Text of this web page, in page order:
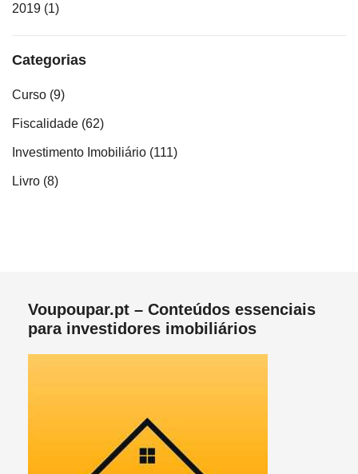
2019 (1)
Categorias
Curso (9)
Fiscalidade (62)
Investimento Imobiliário (111)
Livro (8)
Voupoupar.pt – Conteúdos essenciais
para investidores imobiliários